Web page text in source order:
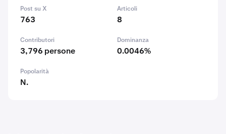
Post su X
763
Articoli
8
Contributori
3,796 persone
Dominanza
0.0046%
Popolarità
N.